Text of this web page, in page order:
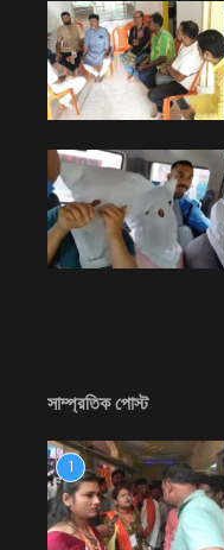
সাম্প্রতিক পোস্ট
1